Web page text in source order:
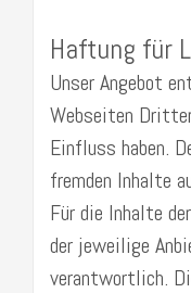
Haftung für
Unser Angebot
Webseiten
Einfluss haben.
fremden Inhalte
Für die Inhalte
der jeweilige
verantwortlich.